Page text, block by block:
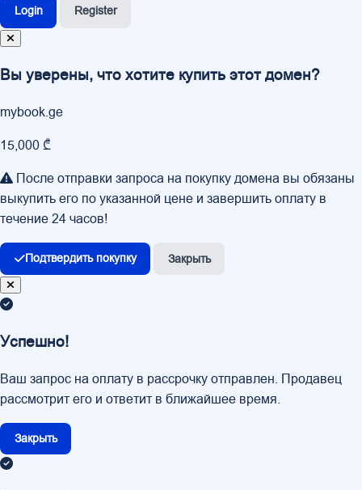
Login Register
Вы уверены, что хотите купить этот домен?
mybook.ge
15,000 ₾
После отправки запроса на покупку домена вы обязаны
выкупить его по указанной цене и завершить оплату в
течение 24 часов!
Подтвердить покупку Закрыть
Успешно!
Ваш запрос на оплату в рассрочку отправлен. Продавец
рассмотрит его и ответит в ближайшее время.
Закрыть